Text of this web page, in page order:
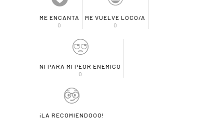
ME ENCANTA
0
ME VUELVE LOCO/A
0
NI PARA MI PEOR ENEMIGO
0
¡LA RECOMIENDOOO!